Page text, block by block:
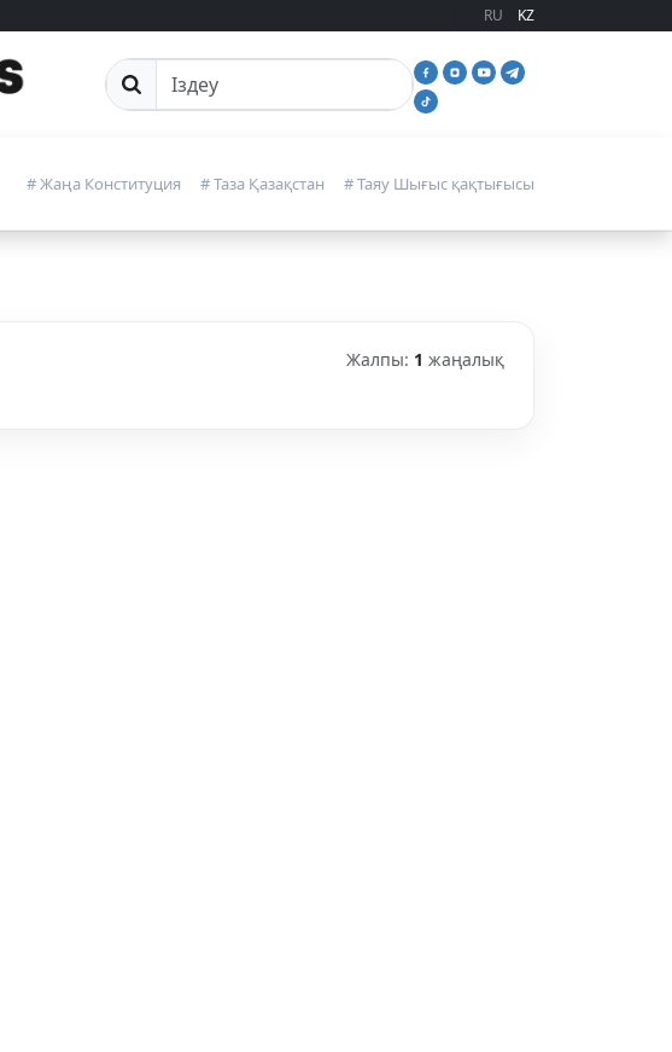
RU KZ
Сайттан іздеу
# Жаңа Конституция # Таза Қазақстан # Таяу Шығыс қақтығысы
Жалпы: 1 жаңалық